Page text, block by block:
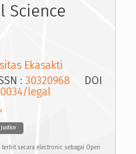
Science
Ekasakti
: 30320968 DOI
legal
terbit secara electronic sebagai Open